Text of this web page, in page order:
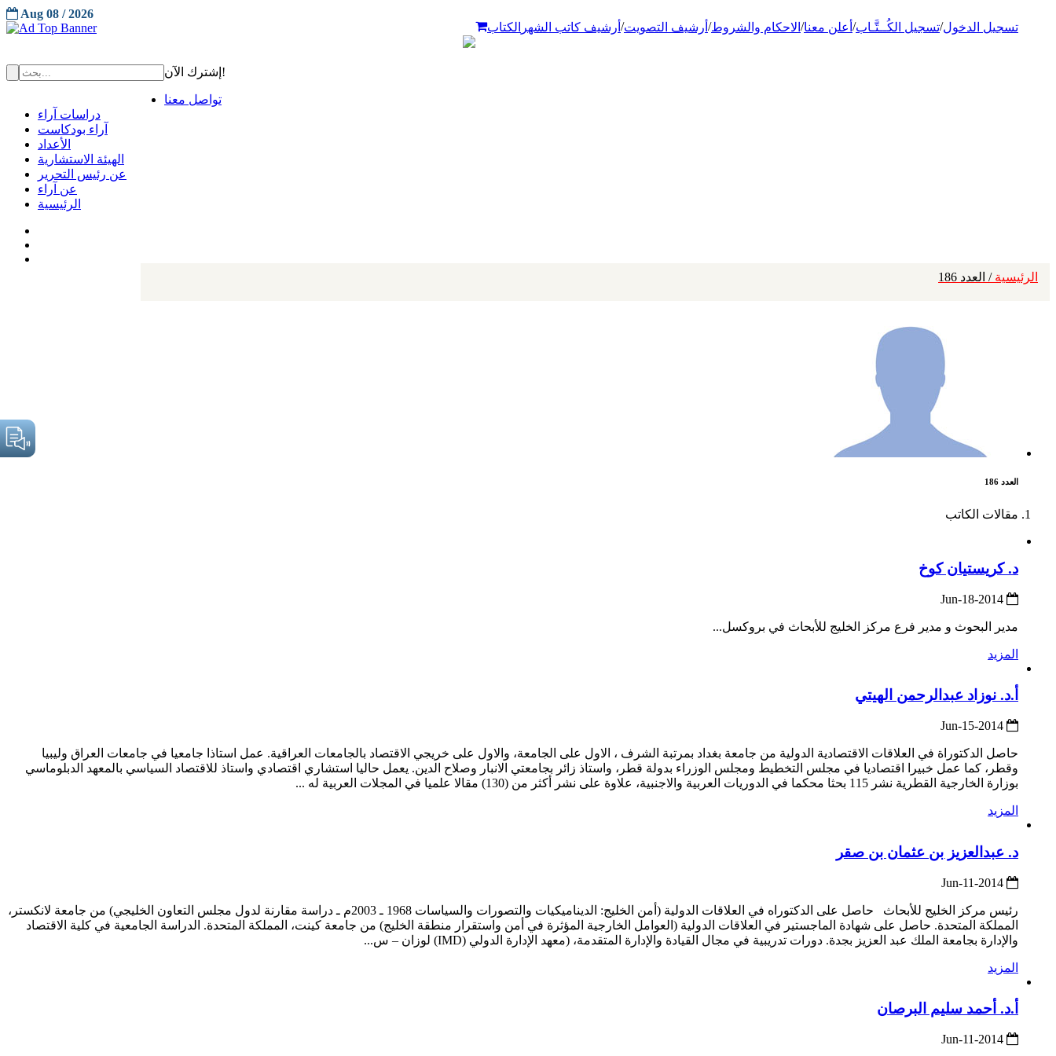
تسجيل الدخول/تسجيل الكُــتَّـاب/ أعلن معنا/ الاحكام والشروط/ أرشيف التصويت/ أرشيف كاتب الشهر الكتاب
Aug 08 / 2026
إشترك الآن!
تواصل معنا
دراسات آراء
آراء بودكاست
الأعداد
الهيئة الاستشارية
عن رئيس التحرير
عن آراء
الرئيسية
الرئيسية / العدد 186
العدد 186
مقالات الكاتب
د. كريستيان كوخ
مدير البحوث و مدير فرع مركز الخليج للأبحاث في بروكسل...
المزيد
أ.د. نوزاد عبدالرحمن الهيتي
حاصل الدكتوراة في العلاقات الاقتصادية الدولية من جامعة بغداد بمرتبة الشرف ، الاول على الجامعة، والاول على خريجي الاقتصاد بالجامعات العراقية. عمل استاذا جامعيا في جامعات العراق وليبيا
وقطر، كما عمل خبيرا اقتصاديا في مجلس التخطيط ومجلس الوزراء بدولة قطر، واستاذ زائر بجامعتي الانبار وصلاح الدين. يعمل حاليا استشاري اقتصادي واستاذ للاقتصاد السياسي بالمعهد الدبلوماسي
بوزارة الخارجية القطرية نشر 115 بحثا محكما في الدوريات العربية والاجنبية، علاوة على نشر أكثر من (130) مقالا علميا في المجلات العربية له ...
المزيد
د. عبدالعزيز بن عثمان بن صقر
رئيس مركز الخليج للأبحاث حاصل على الدكتوراه في العلاقات الدولية (أمن الخليج: الديناميكيات والتصورات والسياسات 1968 ـ 2003م ـ دراسة مقارنة لدول مجلس التعاون الخليجي) من جامعة لانكستر،
المملكة المتحدة. حاصل على شهادة الماجستير في العلاقات الدولية (العوامل الخارجية المؤثرة في أمن واستقرار منطقة الخليج) من جامعة كينت، المملكة المتحدة. الدراسة الجامعية في كلية الاقتصاد
والإدارة بجامعة الملك عبد العزيز بجدة. دورات تدريبية في مجال القيادة والإدارة المتقدمة، (معهد الإدارة الدولي (IMD) لوزان – س...
المزيد
أ.د. أحمد سليم البرصان